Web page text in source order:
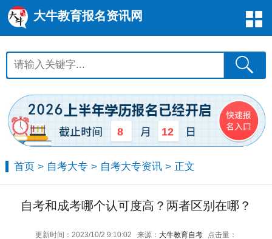
大牛教育报名资讯网
8 12
首页 > 自考大专 > 自考大专资讯 > 正文
自考和成考哪个认可度高？两者区别在哪？
更新时间：2023/10/2 9:10:02 来源： 大牛教育自考 点击量：